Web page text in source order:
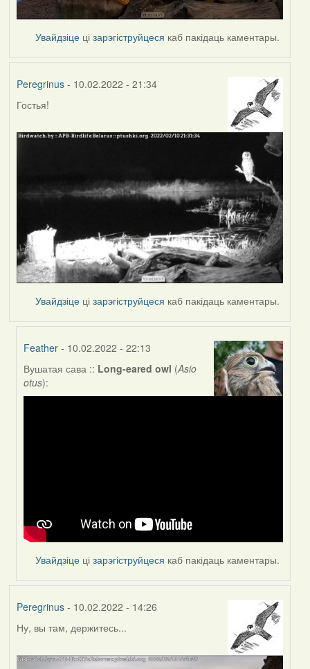
Увайдзіце цізарэгіструйцеся каб пакідаць каментары.
Peregrinus- 10.02.2022 - 21:34
Гостья!
Увайдзіце цізарэгіструйцеся каб пакідаць каментары.
Feather - 10.02.2022 - 22:13
In
reply
Вушатая сава :: Long-eared owl (Asio
otus):
Увайдзіце цізарэгіструйцеся каб пакідаць каментары.
Peregrinus- 10.02.2022 - 14:26
Ну, вы там, держитесь...